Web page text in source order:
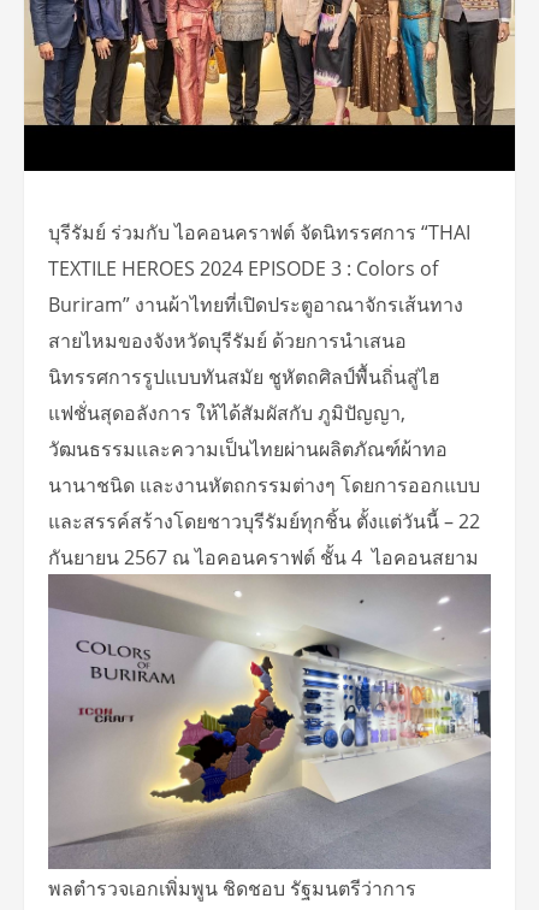
บุรีรัมย์ ร่วมกับ ไอคอนคราฟต์ จัดนิทรรศการ “THAI
TEXTILE HEROES 2024 EPISODE 3 : Colors of
Buriram” งานผ้าไทยที่เปิดประตูอาณาจักรเส้นทาง
สายไหมของจังหวัดบุรีรัมย์ ด้วยการนำเสนอ
นิทรรศการรูปแบบทันสมัย ชูหัตถศิลป์พื้นถิ่นสู่ไฮ
แฟชั่นสุดอลังการ ให้ได้สัมผัสกับ ภูมิปัญญา,
วัฒนธรรมและความเป็นไทยผ่านผลิตภัณฑ์ผ้าทอ
นานาชนิด และงานหัตถกรรมต่างๆ โดยการออกแบบ
และสรรค์สร้างโดยชาวบุรีรัมย์ทุกชิ้น ตั้งแต่วันนี้ – 22
กันยายน 2567 ณ ไอคอนคราฟต์ ชั้น 4 ไอคอนสยาม
พลตำรวจเอกเพิ่มพูน ชิดชอบ รัฐมนตรีว่าการ